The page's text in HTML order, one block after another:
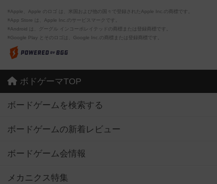
※Apple、Apple のロゴ は、米国および他の国々で登録されたApple Inc.の商標です。
※App Store は、Apple Inc.のサービスマークです。
※Android は、グーグル インコーポレイテッドの商標または登録商標です。
※Google Play とそのロゴは、Google Inc.の商標または登録商標です。
ボドゲーマTOP
ボードゲームを検索する
ボードゲームの新着レビュー
ボードゲーム会情報
メカニクス特集